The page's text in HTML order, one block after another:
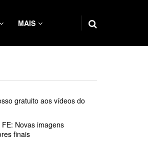
MAIS
gratuito aos vídeos do
Novas imagens
finais